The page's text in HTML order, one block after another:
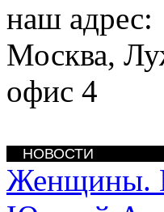
наш адрес:
Москва,
офис 4
НОВОСТИ
Женщины.